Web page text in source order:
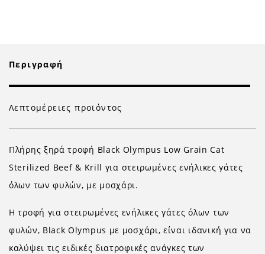
Περιγραφή
Λεπτομέρειες προϊόντος
Πλήρης ξηρά τροφή Black Olympus Low Grain Cat
Sterilized Beef & Krill για στειρωμένες ενήλικες γάτες
όλων των φυλών, με μοσχάρι.
Η τροφή για στειρωμένες ενήλικες γάτες όλων των
φυλών, Black Olympus με μοσχάρι, είναι ιδανική για να
καλύψει τις ειδικές διατροφικές ανάγκες των